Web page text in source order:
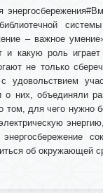
– важное
и какую роль
не только
о них, объединяли
для чего нужно
об окружающей